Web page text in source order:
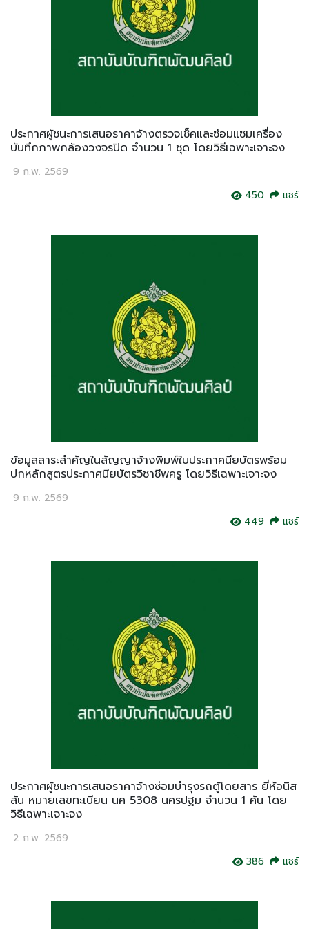
ประกาศผู้ชนะการเสนอราคาจ้างตรวจเช็คและซ่อมแซมเครื่อง
บันทึกภาพกล้องวงจรปิด จำนวน 1 ชุด โดยวิธีเฉพาะเจาะจง
9 ก.พ. 2569
450
แชร์
ข้อมูลสาระสำคัญในสัญญาจ้างพิมพ์ใบประกาศนียบัตรพร้อม
ปกหลักสูตรประกาศนียบัตรวิชาชีพครู โดยวิธีเฉพาะเจาะจง
9 ก.พ. 2569
449
แชร์
ประกาศผู้ชนะการเสนอราคาจ้างซ่อมบำรุงรถตู้โดยสาร ยี่ห้อนิส
สัน หมายเลขทะเบียน นค 5308 นครปฐม จำนวน 1 คัน โดย
วิธีเฉพาะเจาะจง
2 ก.พ. 2569
386
แชร์